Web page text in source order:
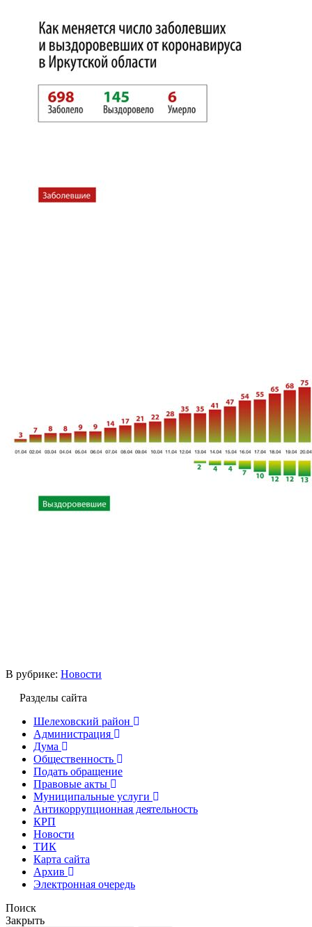
В рубрике: Новости
Разделы сайта
Шелеховский район
Администрация
Дума
Общественность
Подать обращение
Правовые акты
Муниципальные услуги
Антикоррупционная деятельность
КРП
Новости
ТИК
Карта сайта
Архив
Электронная очередь
Поиск
Закрыть